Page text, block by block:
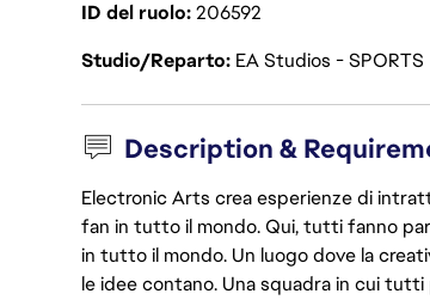
ID del ruolo206592
Studio/Reparto EA Studios - SPORTS
Description &
Electronic Arts crea esperienze di
fan in tutto il mondo. Qui, tutti fanno
in tutto il mondo. Un luogo dove la
le idee contano. Una squadra in cui tutti